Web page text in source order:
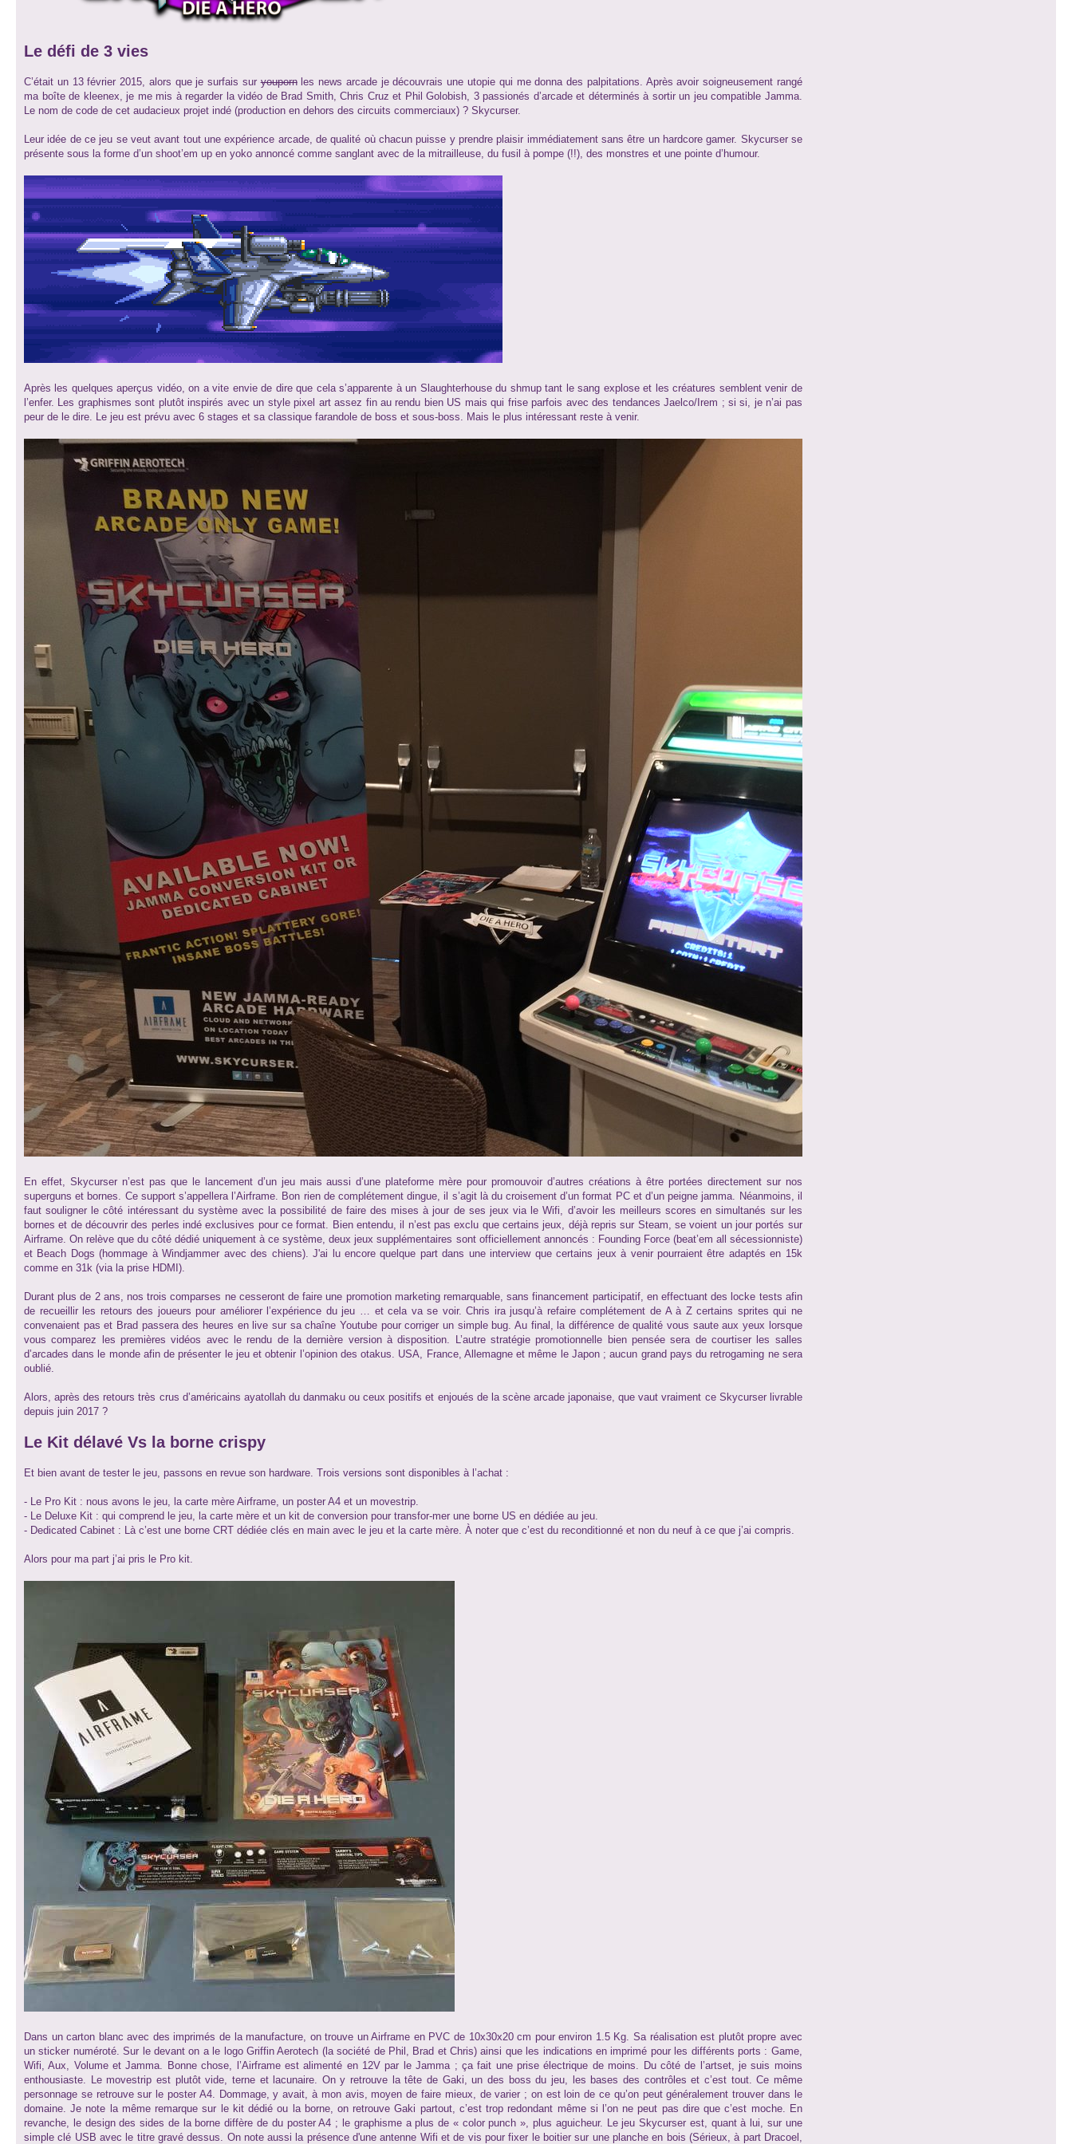
Le défi de 3 vies
C’était un 13 février 2015, alors que je surfais suryoupornles news arcade je découvrais une utopie qui me donna des palpitations. Après avoir soigneusement rangé
ma boîte de kleenex, je me mis à regarder la vidéo de Brad Smith, Chris Cruz et Phil Golobish, 3 passionés d’arcade et déterminés à sortir un jeu compatible Jamma.
Le nom de code de cet audacieux projet indé (production en dehors des circuits commerciaux) ? Skycurser.
Leur idée de ce jeu se veut avant tout une expérience arcade, de qualité où chacun puisse y prendre plaisir immédiatement sans être un hardcore gamer. Skycurser se
présente sous la forme d’un shoot’em up en yoko annoncé comme sanglant avec de la mitrailleuse, du fusil à pompe (!!), des monstres et une pointe d’humour.
Après les quelques aperçus vidéo, on a vite envie de dire que cela s’apparente à un Slaughterhouse du shmup tant le sang explose et les créatures semblent venir de
l’enfer. Les graphismes sont plutôt inspirés avec un style pixel art assez fin au rendu bien US mais qui frise parfois avec des tendances Jaelco/Irem ; si si, je n’ai pas
peur de le dire. Le jeu est prévu avec 6 stages et sa classique farandole de boss et sous-boss. Mais le plus intéressant reste à venir.
En effet, Skycurser n’est pas que le lancement d’un jeu mais aussi d’une plateforme mère pour promouvoir d’autres créations à être portées directement sur nos
superguns et bornes. Ce support s’appellera l’Airframe. Bon rien de complétement dingue, il s’agit là du croisement d’un format PC et d’un peigne jamma. Néanmoins, il
faut souligner le côté intéressant du système avec la possibilité de faire des mises à jour de ses jeux via le Wifi, d’avoir les meilleurs scores en simultanés sur les
bornes et de découvrir des perles indé exclusives pour ce format. Bien entendu, il n’est pas exclu que certains jeux, déjà repris sur Steam, se voient un jour portés sur
Airframe. On relève que du côté dédié uniquement à ce système, deux jeux supplémentaires sont officiellement annoncés : Founding Force (beat’em all sécessionniste)
et Beach Dogs (hommage à Windjammer avec des chiens). J'ai lu encore quelque part dans une interview que certains jeux à venir pourraient être adaptés en 15k
comme en 31k (via la prise HDMI).
Durant plus de 2 ans, nos trois comparses ne cesseront de faire une promotion marketing remarquable, sans financement participatif, en effectuant des locke tests afin
de recueillir les retours des joueurs pour améliorer l’expérience du jeu … et cela va se voir. Chris ira jusqu’à refaire complétement de A à Z certains sprites qui ne
convenaient pas et Brad passera des heures en live sur sa chaîne Youtube pour corriger un simple bug. Au final, la différence de qualité vous saute aux yeux lorsque
vous comparez les premières vidéos avec le rendu de la dernière version à disposition. L’autre stratégie promotionnelle bien pensée sera de courtiser les salles
d’arcades dans le monde afin de présenter le jeu et obtenir l’opinion des otakus. USA, France, Allemagne et même le Japon ; aucun grand pays du retrogaming ne sera
oublié.
Alors, après des retours très crus d’américains ayatollah du danmaku ou ceux positifs et enjoués de la scène arcade japonaise, que vaut vraiment ce Skycurser livrable
depuis juin 2017 ?
Le Kit délavé Vs la borne crispy
Et bien avant de tester le jeu, passons en revue son hardware. Trois versions sont disponibles à l’achat :
- Le Pro Kit : nous avons le jeu, la carte mère Airframe, un poster A4 et un movestrip.
- Le Deluxe Kit : qui comprend le jeu, la carte mère et un kit de conversion pour transfor-mer une borne US en dédiée au jeu.
- Dedicated Cabinet : Là c’est une borne CRT dédiée clés en main avec le jeu et la carte mère. À noter que c’est du reconditionné et non du neuf à ce que j’ai compris.
Alors pour ma part j’ai pris le Pro kit.
Dans un carton blanc avec des imprimés de la manufacture, on trouve un Airframe en PVC de 10x30x20 cm pour environ 1.5 Kg. Sa réalisation est plutôt propre avec
un sticker numéroté. Sur le devant on a le logo Griffin Aerotech (la société de Phil, Brad et Chris) ainsi que les indications en imprimé pour les différents ports : Game,
Wifi, Aux, Volume et Jamma. Bonne chose, l’Airframe est alimenté en 12V par le Jamma ; ça fait une prise électrique de moins. Du côté de l’artset, je suis moins
enthousiaste. Le movestrip est plutôt vide, terne et lacunaire. On y retrouve la tête de Gaki, un des boss du jeu, les bases des contrôles et c’est tout. Ce même
personnage se retrouve sur le poster A4. Dommage, y avait, à mon avis, moyen de faire mieux, de varier ; on est loin de ce qu’on peut généralement trouver dans le
domaine. Je note la même remarque sur le kit dédié ou la borne, on retrouve Gaki partout, c’est trop redondant même si l’on ne peut pas dire que c’est moche. En
revanche, le design des sides de la borne diffère de du poster A4 ; le graphisme a plus de « color punch », plus aguicheur. Le jeu Skycurser est, quant à lui, sur une
simple clé USB avec le titre gravé dessus. On note aussi la présence d'une antenne Wifi et de vis pour fixer le boitier sur une planche en bois (Sérieux, à part Dracoel,